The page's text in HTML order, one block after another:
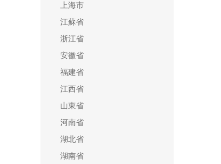
上海市
江蘇省
浙江省
安徽省
福建省
江西省
山東省
河南省
湖北省
湖南省